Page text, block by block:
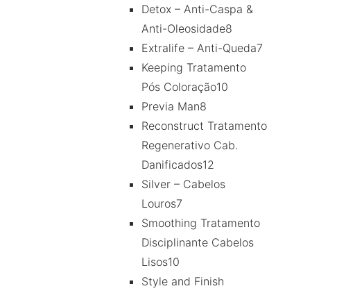
Detox – Anti-Caspa &
Anti-Oleosidade8
Extralife – Anti-Queda7
Keeping Tratamento
Pós Coloração10
Previa Man8
Reconstruct Tratamento
Regenerativo Cab.
Danificados12
Silver – Cabelos
Louros7
Smoothing Tratamento
Disciplinante Cabelos
Lisos10
Style and Finish